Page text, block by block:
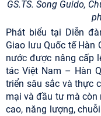
GS.TS. Song Guido,
Phát biểu tại Diễn
Giao lưu Quốc tế Hàn
nước được nâng cấp
tác Việt Nam – Hàn
triển sâu sắc và thực
mại và đầu tư mà còn
cao, năng lượng,